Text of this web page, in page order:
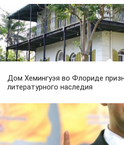
Дом Хемингуэя во Флориде
литературного наследия